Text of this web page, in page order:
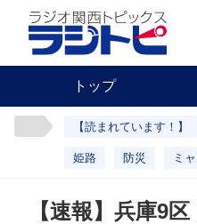
トップ
【読まれています！】
姫路 防災 ミ
【速報】兵庫9